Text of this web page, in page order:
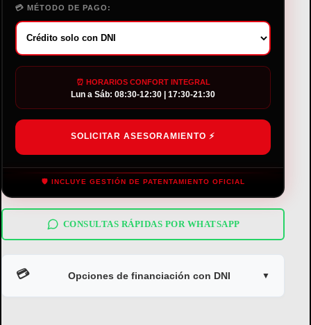
💳 MÉTODO DE PAGO:
⏰ HORARIOS CONFORT INTEGRAL
Lun a Sáb: 08:30-12:30 | 17:30-21:30
SOLICITAR ASESORAMIENTO ⚡
🛡️ INCLUYE GESTIÓN DE PATENTAMIENTO OFICIAL
CONSULTAS RÁPIDAS POR WHATSAPP
💳 Opciones de financiación con DNI ▼